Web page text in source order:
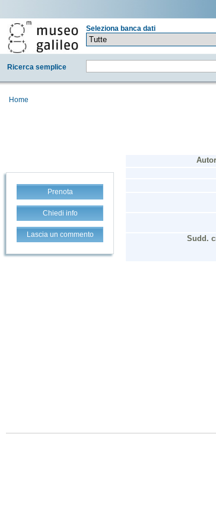
Seleziona banca dati
Ricerca semplice
Home
Prenota
Chiedi info
Lascia un commento